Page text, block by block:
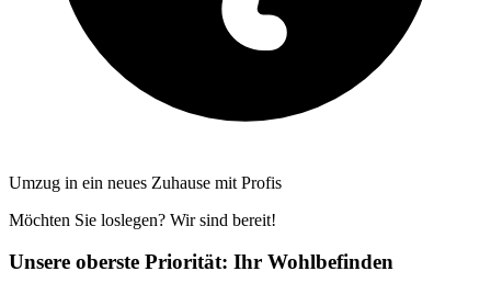
Umzug in ein neues Zuhause mit Profis
Möchten Sie loslegen? Wir sind bereit!
Unsere oberste Priorität: Ihr Wohlbefinden